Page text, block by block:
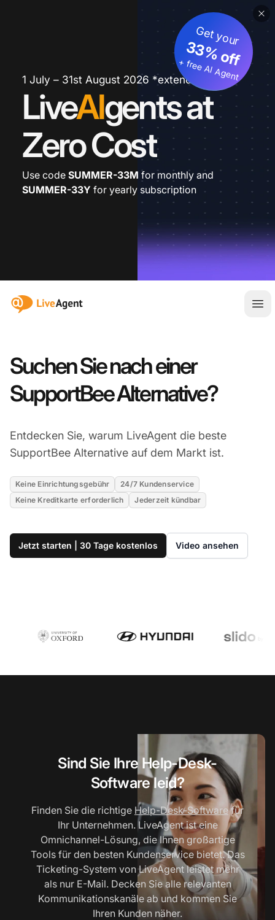
1 July – 31st August 2026 *extended
LiveAIgents at
Zero Cost
Get your
33% off
+ free AI Agent
Use code SUMMER-33M for monthly and
SUMMER-33Y for yearly subscription
:site.title
Suchen Sie nach einer
SupportBee Alternative?
Entdecken Sie, warum LiveAgent die beste
SupportBee Alternative auf dem Markt ist.
Keine Einrichtungsgebühr
24/7 Kundenservice
Keine Kreditkarte erforderlich
Jederzeit kündbar
Jetzt starten | 30 Tage kostenlos Video ansehen
Sind Sie Ihre Help-Desk-
Software leid?
Finden Sie die richtige Help-Desk-Softwarefür
Ihr Unternehmen. LiveAgent ist eine
Omnichannel-Lösung, die Ihnen großartige
Tools für den besten Kundenservice bietet. Das
Ticketing-System von LiveAgent leistet mehr
als nur E-Mail. Decken Sie alle relevanten
Kommunikationskanäle ab und kommen Sie
Ihren Kunden näher.